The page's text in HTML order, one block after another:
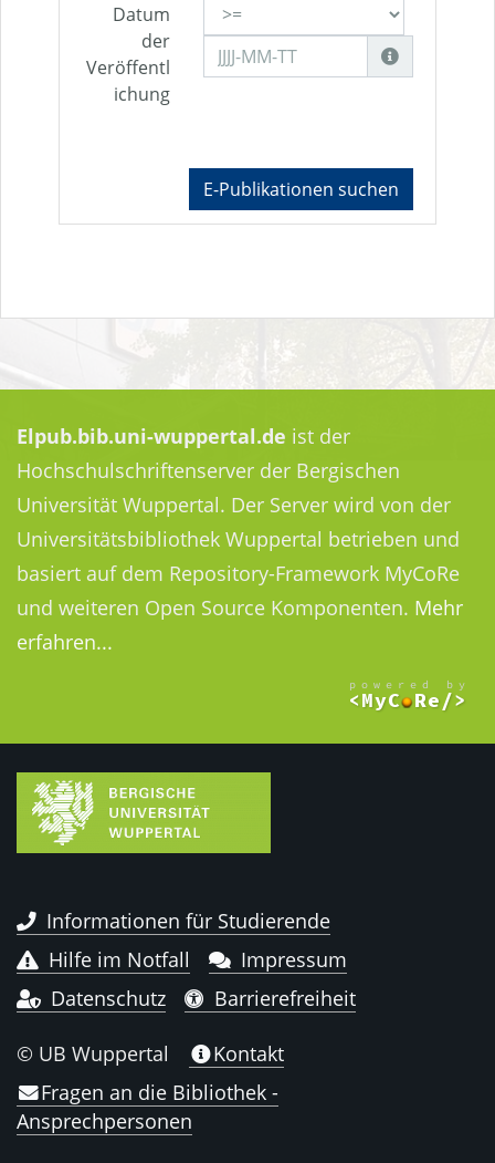
Datum
der
Veröffentl
ichung
E-Publikationen suchen
Elpub.bib.uni-wuppertal.de ist der
Hochschulschriftenserver der Bergischen
Universität Wuppertal. Der Server wird von der
Universitätsbibliothek Wuppertal betrieben und
basiert auf dem Repository-Framework MyCoRe
und weiteren Open Source Komponenten. Mehr
erfahren...
Informationen für Studierende
Hilfe im Notfall
Impressum
Datenschutz
Barrierefreiheit
© UB Wuppertal
Kontakt
Fragen an die Bibliothek -
Ansprechpersonen